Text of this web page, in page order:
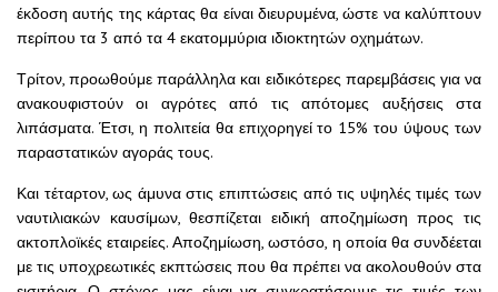
έκδοση αυτής της κάρτας θα είναι διευρυμένα, ώστε να καλύπτουν
περίπου τα 3 από τα 4 εκατομμύρια ιδιοκτητών οχημάτων.
Τρίτον, προωθούμε παράλληλα και ειδικότερες παρεμβάσεις για να
ανακουφιστούν οι αγρότες από τις απότομες αυξήσεις στα
λιπάσματα. Έτσι, η πολιτεία θα επιχορηγεί το 15% του ύψους των
παραστατικών αγοράς τους.
Και τέταρτον, ως άμυνα στις επιπτώσεις από τις υψηλές τιμές των
ναυτιλιακών καυσίμων, θεσπίζεται ειδική αποζημίωση προς τις
ακτοπλοϊκές εταιρείες. Αποζημίωση, ωστόσο, η οποία θα συνδέεται
με τις υποχρεωτικές εκπτώσεις που θα πρέπει να ακολουθούν στα